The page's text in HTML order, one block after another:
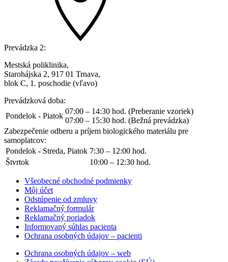
Prevádzka 2:
Mestská poliklinika,
Starohájska 2, 917 01 Trnava,
blok C, 1. poschodie (vľavo)
Prevádzková doba:
Pondelok - Piatok
07:00 – 14:30 hod. (Preberanie vzoriek)
07:00 – 15:30 hod. (Bežná prevádzka)
Zabezpečenie odberu a príjem biologického materiálu pre
samoplatcov:
Pondelok - Streda, Piatok 7:30 – 12:00 hod.
Štvrtok
10:00 – 12:30 hod.
Všeobecné obchodné podmienky
Môj účet
Odstúpenie od zmluvy
Reklamačný formulár
Reklamačný poriadok
Informovaný súhlas pacienta
Ochrana osobných údajov – pacienti
Ochrana osobných údajov – web